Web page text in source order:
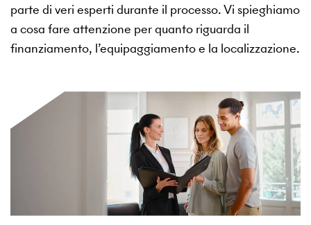
parte di veri esperti durante il processo. Vi spieghiamo
a cosa fare attenzione per quanto riguarda il
finanziamento, l’equipaggiamento e la localizzazione.